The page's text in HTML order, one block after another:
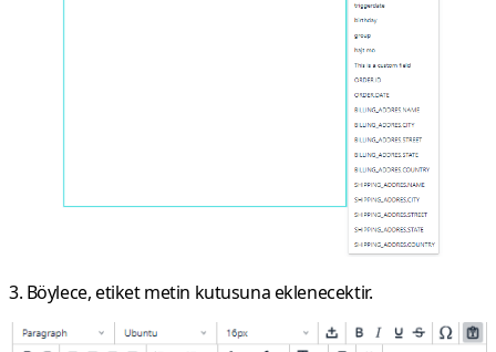
3. Böylece, etiket metin kutusuna eklenecektir.